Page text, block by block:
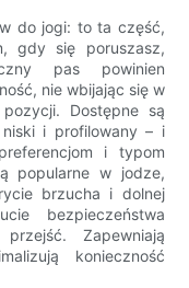
do jogi: to ta część,
gdy się poruszasz,
pas powinien
nie wbijając się w
Dostępne są
i profilowany – i
i typom
popularne w jodze,
brzucha i dolnej
bezpieczeństwa
Zapewniają
konieczność